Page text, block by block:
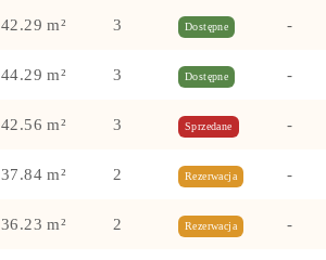
42.29 m² 3 Dostępne -
44.29 m² 3 Dostępne -
42.56 m² 3 Sprzedane -
37.84 m² 2 Rezerwacja -
36.23 m² 2 Rezerwacja -